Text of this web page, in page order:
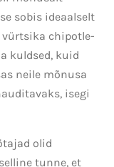
sobis ideaalselt
chipotle-
kuldsed, kuid
neile mõnusa
isegi
olid
tunne, et